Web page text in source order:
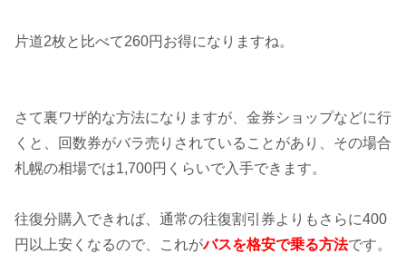
片道2枚と比べて260円お得になりますね。
さて裏ワザ的な方法になりますが、金券ショップなどに行
くと、
回数券がバラ売り されていることがあり、その場合
札幌の相場では1,700円くらいで入手できます。
往復分購入できれば、通常の往復割引券よりもさらに400
円以上安くなるので、これがバスを格安で乗る方法です。